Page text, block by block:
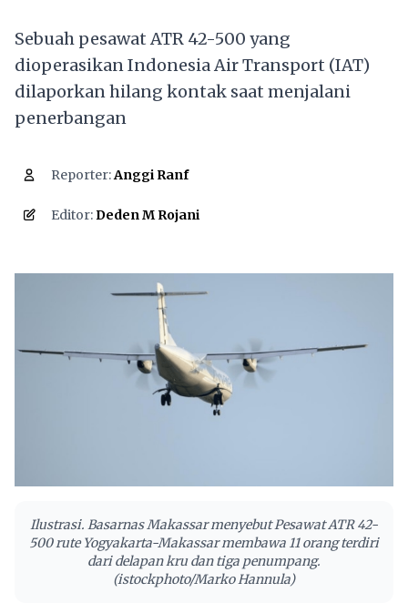
Sebuah pesawat ATR 42-500 yang
dioperasikan Indonesia Air Transport (IAT)
dilaporkan hilang kontak saat menjalani
penerbangan
Reporter:Anggi Ranf
Editor:Deden M Rojani
Ilustrasi. Basarnas Makassar menyebut Pesawat ATR 42-
500 rute Yogyakarta-Makassar membawa 11 orang terdiri
dari delapan kru dan tiga penumpang.
(istockphoto/Marko Hannula)